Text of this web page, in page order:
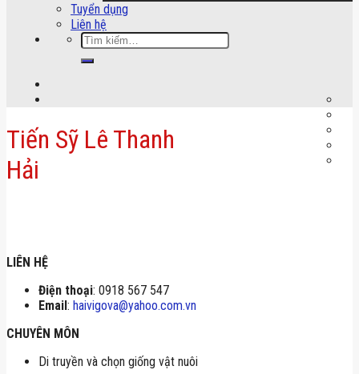
Tuyển dụng
Liên hệ
Tìm
kiếm:
Tiến Sỹ Lê Thanh
Hải
LIÊN HỆ
Điện thoại: 0918 567 547
Email: haivigova@yahoo.com.vn
CHUYÊN MÔN
Di truyền và chọn giống vật nuôi